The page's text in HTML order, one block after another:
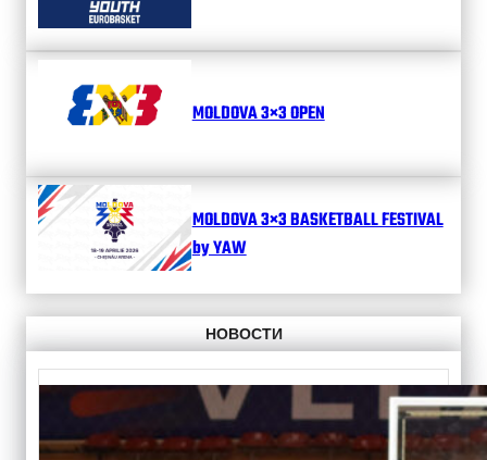
MOLDOVA 3×3 OPEN
MOLDOVA 3×3 BASKETBALL FESTIVAL
by YAW
НОВОСТИ